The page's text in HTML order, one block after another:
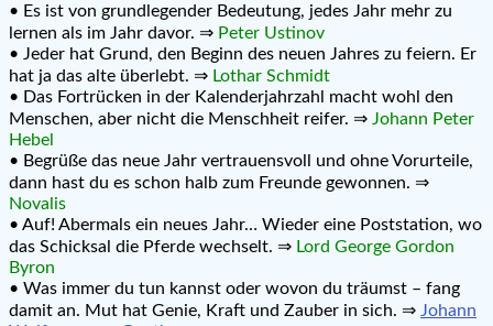
• Es ist von grundlegender Bedeutung, jedes Jahr mehr zu
lernen als im Jahr davor. ⇒ Peter Ustinov
• Jeder hat Grund, den Beginn des neuen Jahres zu feiern. Er
hat ja das alte überlebt. ⇒ Lothar Schmidt
• Das Fortrücken in der Kalenderjahrzahl macht wohl den
Menschen, aber nicht die Menschheit reifer. ⇒ Johann Peter
Hebel
• Begrüße das neue Jahr vertrauensvoll und ohne Vorurteile,
dann hast du es schon halb zum Freunde gewonnen. ⇒
Novalis
• Auf! Abermals ein neues Jahr… Wieder eine Poststation, wo
das Schicksal die Pferde wechselt. ⇒ Lord George Gordon
Byron
• Was immer du tun kannst oder wovon du träumst – fang
damit an. Mut hat Genie, Kraft und Zauber in sich. ⇒ Johann